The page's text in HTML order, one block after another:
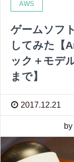
AWS
ゲームソフ
してみた【
ック＋モデ
まで】
2017.12.21